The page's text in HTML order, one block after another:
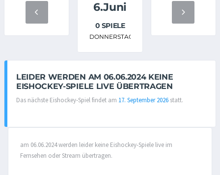
6.Juni
0 SPIELE
DONNERSTAG
LEIDER WERDEN AM 06.06.2024 KEINE
EISHOCKEY-SPIELE LIVE ÜBERTRAGEN
Das nächste Eishockey-Spiel findet am 17. September 2026 statt.
am 06.06.2024 werden leider keine Eishockey-Spiele live im
Fernsehen oder Stream übertragen.